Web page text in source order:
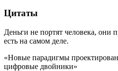
Цитаты
Деньги не портят человека, они
есть на самом деле.
«Новые парадигмы
цифровые двойники»